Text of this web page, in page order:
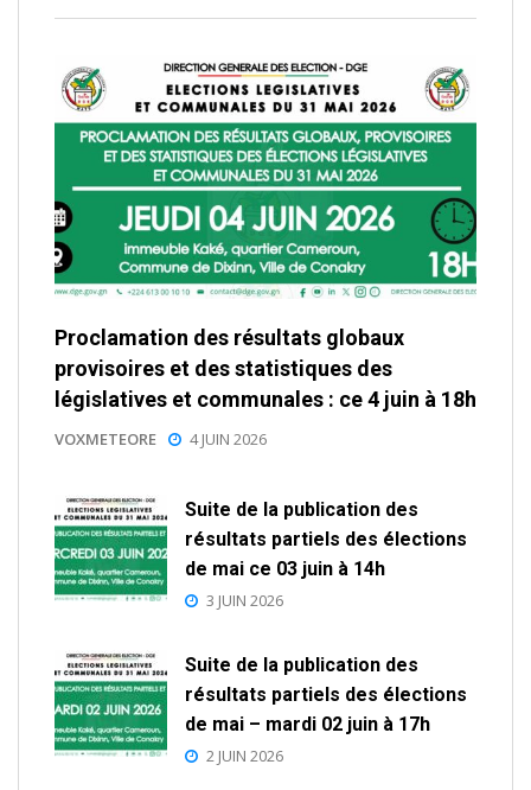
Proclamation des résultats globaux
provisoires et des statistiques des
législatives et communales : ce 4 juin à 18h
VOXMETEORE 4 JUIN 2026
Suite de la publication des
résultats partiels des élections
de mai ce 03 juin à 14h
3 JUIN 2026
Suite de la publication des
résultats partiels des élections
de mai – mardi 02 juin à 17h
2 JUIN 2026